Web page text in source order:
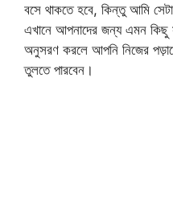
বসে থাকতে হবে, কিন্তু আমি
এখানে আপনাদের জন্য এমন কিছু
অনুসরণ করলে আপনি নিজের
তুলতে পারবেন।